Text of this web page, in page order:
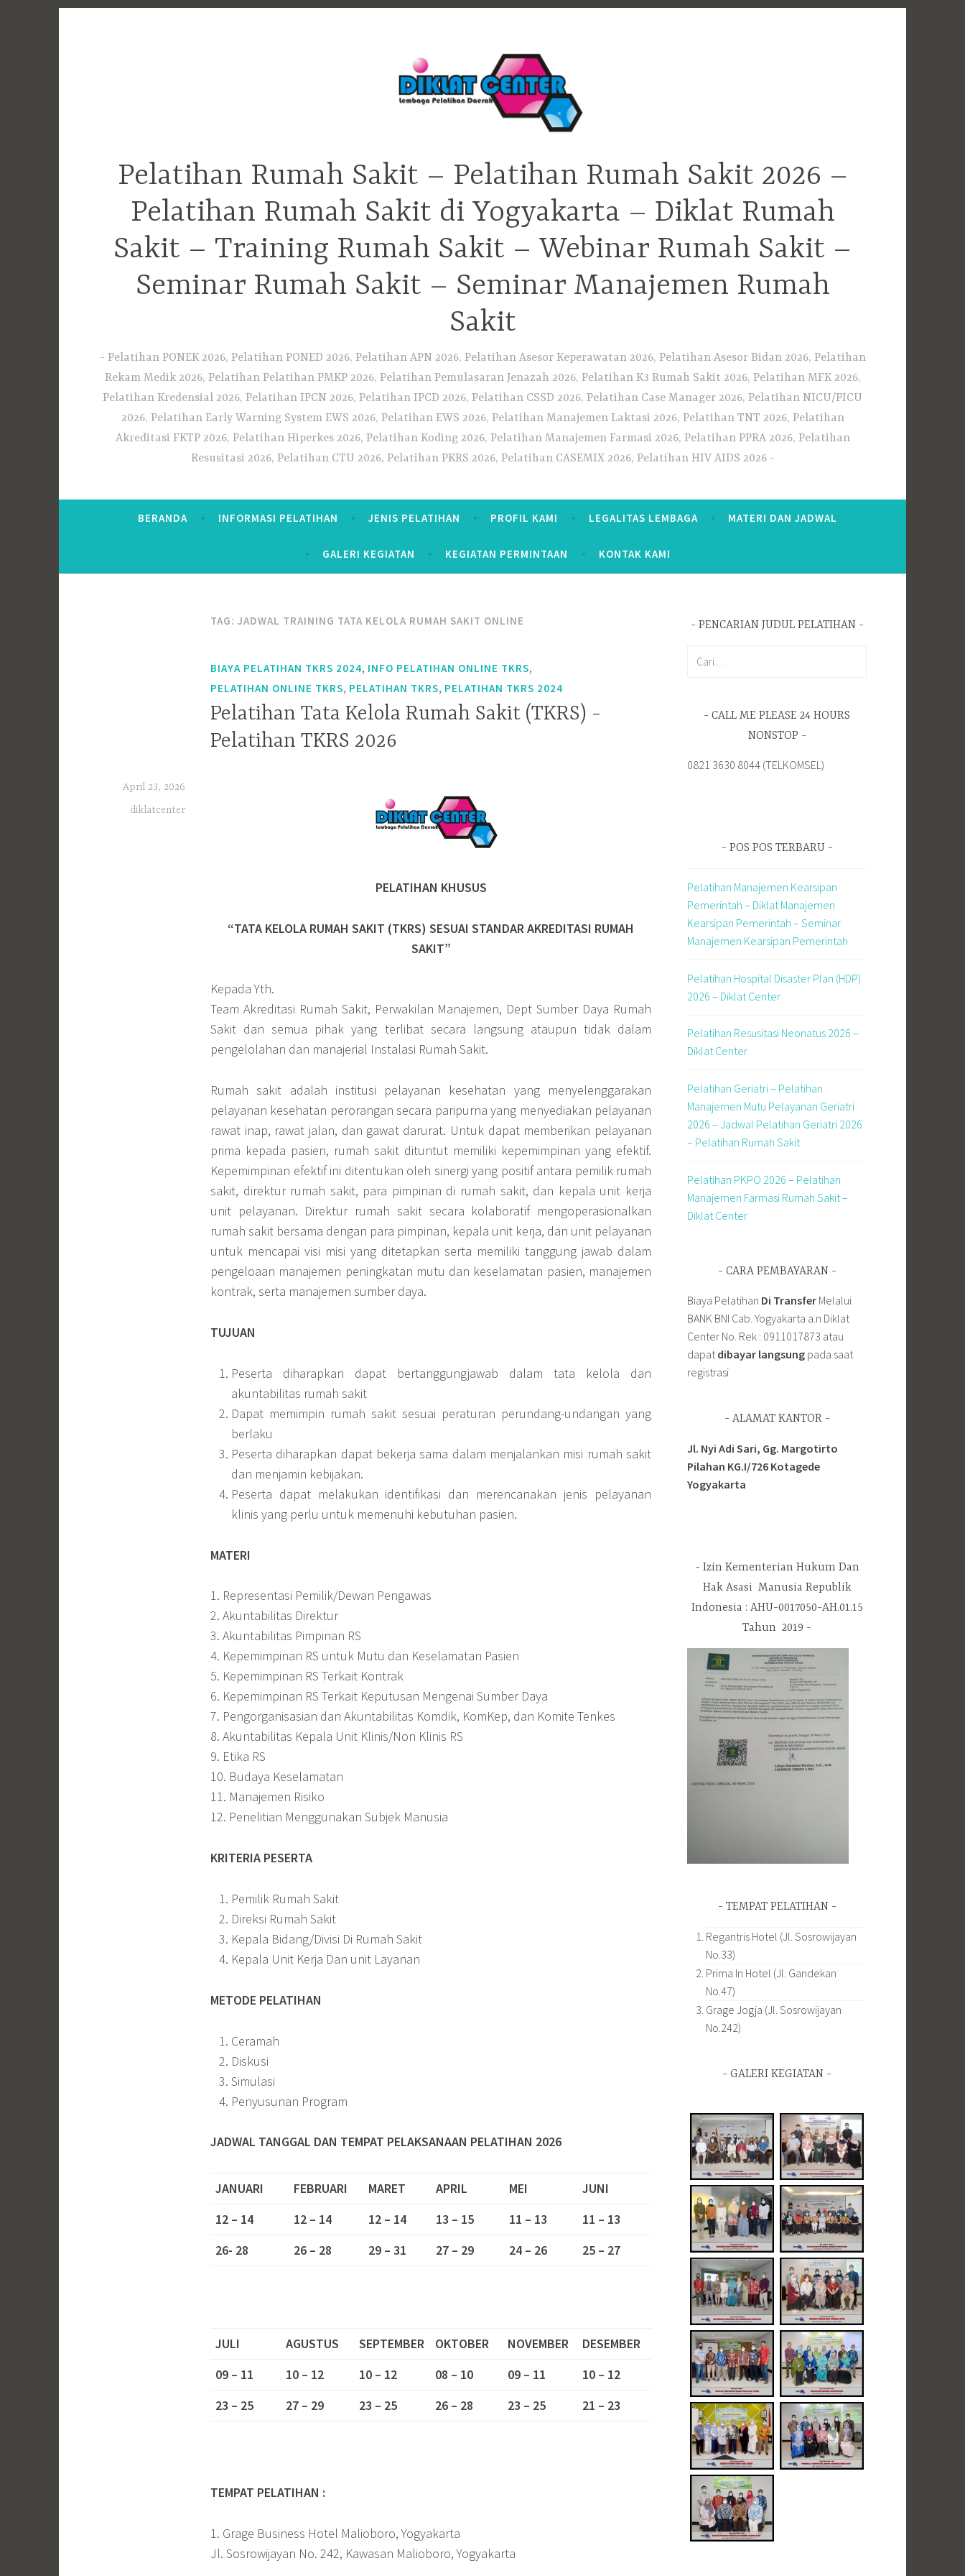
Skip
Pelatihan Rumah Sakit – Pelatihan Rumah Sakit 2026 –
Pelatihan Rumah Sakit di Yogyakarta – Diklat Rumah
Sakit – Training Rumah Sakit – Webinar Rumah Sakit –
Seminar Rumah Sakit – Seminar Manajemen Rumah
Sakit
Pelatihan PONEK 2026, Pelatihan PONED 2026, Pelatihan APN 2026, Pelatihan Asesor Keperawatan 2026, Pelatihan Asesor Bidan 2026, Pelatihan
Rekam Medik 2026, Pelatihan Pelatihan PMKP 2026, Pelatihan Pemulasaran Jenazah 2026, Pelatihan K3 Rumah Sakit 2026, Pelatihan MFK 2026,
Pelatihan Kredensial 2026, Pelatihan IPCN 2026, Pelatihan IPCD 2026, Pelatihan CSSD 2026, Pelatihan Case Manager 2026, Pelatihan NICU/PICU
2026, Pelatihan Early Warning System EWS 2026, Pelatihan EWS 2026, Pelatihan Manajemen Laktasi 2026, Pelatihan TNT 2026, Pelatihan
Akreditasi FKTP 2026, Pelatihan Hiperkes 2026, Pelatihan Koding 2026, Pelatihan Manajemen Farmasi 2026, Pelatihan PPRA 2026, Pelatihan
Resusitasi 2026, Pelatihan CTU 2026, Pelatihan PKRS 2026, Pelatihan CASEMIX 2026, Pelatihan HIV AIDS 2026
BERANDA INFORMASI PELATIHAN JENIS PELATIHAN PROFIL KAMI LEGALITAS LEMBAGA MATERI DAN JADWAL
GALERI KEGIATAN KEGIATAN PERMINTAAN KONTAK KAMI
TAG: JADWAL TRAINING TATA KELOLA RUMAH SAKIT ONLINE
BIAYA PELATIHAN TKRS 2024, INFO PELATIHAN ONLINE TKRS,
PELATIHAN ONLINE TKRS, PELATIHAN TKRS, PELATIHAN TKRS 2024
Pelatihan Tata Kelola Rumah Sakit (TKRS) -
Pelatihan TKRS 2026
April 23, 2026
diklatcenter
PELATIHAN KHUSUS
“TATA KELOLA RUMAH SAKIT (TKRS) SESUAI STANDAR AKREDITASI RUMAH
SAKIT”
Kepada Yth.
Team Akreditasi Rumah Sakit, Perwakilan Manajemen, Dept Sumber Daya Rumah
Sakit dan semua pihak yang terlibat secara langsung ataupun tidak dalam
pengelolahan dan manajerial Instalasi Rumah Sakit.
Rumah sakit adalah institusi pelayanan kesehatan yang menyelenggarakan
pelayanan kesehatan perorangan secara paripurna yang menyediakan pelayanan
rawat inap, rawat jalan, dan gawat darurat. Untuk dapat memberikan pelayanan
prima kepada pasien, rumah sakit dituntut memiliki kepemimpinan yang efektif.
Kepemimpinan efektif ini ditentukan oleh sinergi yang positif antara pemilik rumah
sakit, direktur rumah sakit, para pimpinan di rumah sakit, dan kepala unit kerja
unit pelayanan. Direktur rumah sakit secara kolaboratif mengoperasionalkan
rumah sakit bersama dengan para pimpinan, kepala unit kerja, dan unit pelayanan
untuk mencapai visi misi yang ditetapkan serta memiliki tanggung jawab dalam
pengeloaan manajemen peningkatan mutu dan keselamatan pasien, manajemen
kontrak, serta manajemen sumber daya.
TUJUAN
Peserta diharapkan dapat bertanggungjawab dalam tata kelola dan
akuntabilitas rumah sakit
Dapat memimpin rumah sakit sesuai peraturan perundang-undangan yang
berlaku
Peserta diharapkan dapat bekerja sama dalam menjalankan misi rumah sakit
dan menjamin kebijakan.
Peserta dapat melakukan identifikasi dan merencanakan jenis pelayanan
klinis yang perlu untuk memenuhi kebutuhan pasien.
MATERI
1. Representasi Pemilik/Dewan Pengawas
2. Akuntabilitas Direktur
3. Akuntabilitas Pimpinan RS
4. Kepemimpinan RS untuk Mutu dan Keselamatan Pasien
5. Kepemimpinan RS Terkait Kontrak
6. Kepemimpinan RS Terkait Keputusan Mengenai Sumber Daya
7. Pengorganisasian dan Akuntabilitas Komdik, KomKep, dan Komite Tenkes
8. Akuntabilitas Kepala Unit Klinis/Non Klinis RS
9. Etika RS
10. Budaya Keselamatan
11. Manajemen Risiko
12. Penelitian Menggunakan Subjek Manusia
KRITERIA PESERTA
Pemilik Rumah Sakit
Direksi Rumah Sakit
Kepala Bidang/Divisi Di Rumah Sakit
Kepala Unit Kerja Dan unit Layanan
METODE PELATIHAN
Ceramah
Diskusi
Simulasi
Penyusunan Program
JADWAL TANGGAL DAN TEMPAT PELAKSANAAN PELATIHAN 2026
JANUARI FEBRUARI MARET APRIL MEI
JUNI
12 – 14
12 – 14 12 – 14 13 – 15 11 – 13
11 – 13
26- 28
26 – 28 29 – 31 27 – 29 24 – 26 25 – 27
JULI AGUSTUS SEPTEMBER OKTOBER NOVEMBER
DESEMBER
09 – 11
10 – 12 10 – 12 08 – 10 09 – 11
10 – 12
23 – 25
27 – 29 23 – 25 26 – 28 23 – 25 21 – 23
TEMPAT PELATIHAN :
1. Grage Business Hotel Malioboro, Yogyakarta
Jl. Sosrowijayan No. 242, Kawasan Malioboro, Yogyakarta
PENCARIAN JUDUL PELATIHAN
CALL ME PLEASE 24 HOURS
NONSTOP
0821 3630 8044 (TELKOMSEL)
POS POS TERBARU
Pelatihan Manajemen Kearsipan
Pemerintah – Diklat Manajemen
Kearsipan Pemerintah – Seminar
Manajemen Kearsipan Pemerintah
Pelatihan Hospital Disaster Plan (HDP)
2026 – Diklat Center
Pelatihan Resusitasi Neonatus 2026 –
Diklat Center
Pelatihan Geriatri – Pelatihan
Manajemen Mutu Pelayanan Geriatri
2026 – Jadwal Pelatihan Geriatri 2026
– Pelatihan Rumah Sakit
Pelatihan PKPO 2026 – Pelatihan
Manajemen Farmasi Rumah Sakit –
Diklat Center
CARA PEMBAYARAN
Biaya Pelatihan Di Transfer Melalui
BANK BNI Cab. Yogyakarta a.n Diklat
Center No. Rek : 0911017873 atau
dapatdibayar langsung pada saat
registrasi
ALAMAT KANTOR
Jl. Nyi Adi Sari, Gg. Margotirto
Pilahan KG.I/726 Kotagede
Yogyakarta
Izin Kementerian Hukum Dan
Hak Asasi Manusia Republik
Indonesia : AHU-0017050-AH.01.15
Tahun 2019
TEMPAT PELATIHAN
Regantris Hotel (Jl. Sosrowijayan
No.33)
Prima In Hotel (Jl. Gandekan
No.47)
Grage Jogja (Jl. Sosrowijayan
No.242)
GALERI KEGIATAN